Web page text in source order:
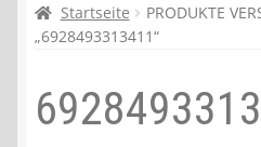
Kasse
Recycling, Entsorgung und
Startseite
PRODUKTE
„6928493313411“